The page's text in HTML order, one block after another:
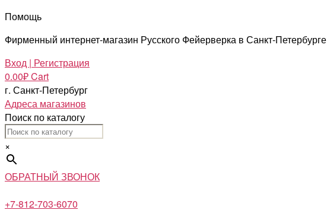
Помощь
Фирменный интернет-магазин Русского Фейерверка в Санкт-Петербурге
Вход | Регистрация
0.00₽Cart
г. Санкт-Петербург
Адреса магазинов
Поиск по каталогу
×
ОБРАТНЫЙ ЗВОНОК
+7-812-703-6070